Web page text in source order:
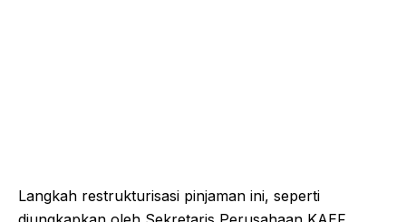
Langkah restrukturisasi pinjaman ini, seperti